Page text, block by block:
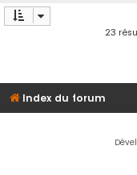
23
Index du forum